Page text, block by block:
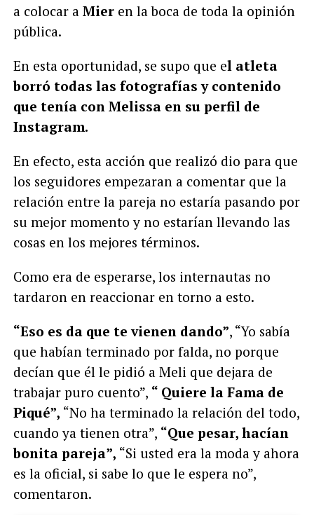
a colocar a Mieren la boca de toda la opinión
pública.
En esta oportunidad, se supo que el atleta
borró todas las fotografías y contenido
que tenía con Melissa en su perfil de
Instagram.
En efecto, esta acción que realizó dio para que
los seguidores empezaran a comentar que la
relación entre la pareja no estaría pasando por
su mejor momento y no estarían llevando las
cosas en los mejores términos.
Como era de esperarse, los internautas no
tardaron en reaccionar en torno a esto.
“Eso es da que te vienen dando”, “Yo sabía
que habían terminado por falda, no porque
decían que él le pidió a Meli que dejara de
trabajar puro cuento”, “ Quiere la Fama de
Piqué”, “No ha terminado la relación del todo,
cuando ya tienen otra”, “Que pesar, hacían
bonita pareja”, “Si usted era la moda y ahora
es la oficial, si sabe lo que le espera no”,
comentaron.